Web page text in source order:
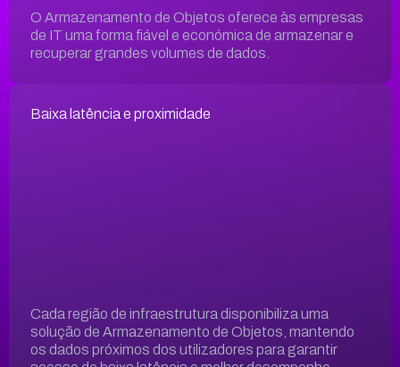
O Armazenamento de Objetos oferece às empresas
de IT uma forma fiável e económica de armazenar e
recuperar grandes volumes de dados.
Baixa latência e proximidade
Cada região de infraestrutura disponibiliza uma
solução de Armazenamento de Objetos, mantendo
os dados próximos dos utilizadores para garantir